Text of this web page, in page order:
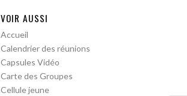
VOIR AUSSI
Accueil
Calendrier des réunions
Capsules Vidéo
Carte des Groupes
Cellule jeune